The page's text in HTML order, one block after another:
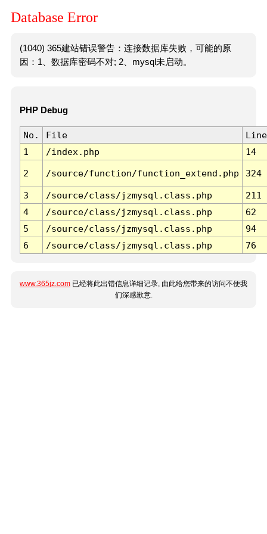
Database Error
(1040) 365建站错误警告：连接数据库失败，可能的原
因：1、数据库密码不对; 2、mysql未启动。
PHP Debug
No. File
Line
1
/index.php 14
2 /source/function/function_extend.php 324
3 /source/class/jzmysql.class.php
211
4
/source/class/jzmysql.class.php
62
5
/source/class/jzmysql.class.php
94
6
/source/class/jzmysql.class.php 76
www.365jz.com 已经将此出错信息详细记录, 由此给您带来的访问不便我
们深感歉意.